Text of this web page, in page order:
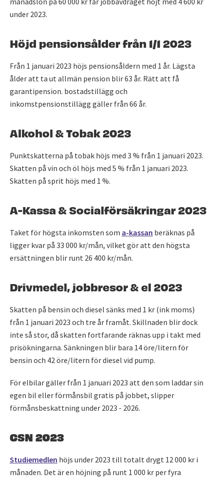
under 2023.
Höjd pensionsålder från 1/1 2023
Från 1 januari 2023 höjs pensionsåldern med 1 år. Lägsta
ålder att ta ut allmän pension blir 63 år. Rätt att få
garantipension. bostadstillägg och
inkomstpensionstillägg gäller från 66 år.
Alkohol & Tobak 2023
Punktskatterna på tobak höjs med 3 % från 1 januari 2023.
Skatten på vin och öl höjs med 5 % från 1 januari 2023.
Skatten på sprit höjs med 1 %.
A-Kassa & Socialförsäkringar 2023
Taket för högsta inkomsten som a-kassan beräknas på
ligger kvar på 33 000 kr/mån, vilket gör att den högsta
ersättningen blir runt 26 400 kr/mån.
Drivmedel, jobbresor & el 2023
Skatten på bensin och diesel sänks med 1 kr (ink moms)
från 1 januari 2023 och tre år framåt. Skillnaden blir dock
inte så stor, då skatten fortfarande räknas upp i takt med
prisökningarna. Sänkningen blir bara 14 öre/litern för
bensin och 42 öre/litern för diesel vid pump.
För elbilar gäller från 1 januari 2023 att den som laddar sin
egen bil eller förmånsbil gratis på jobbet, slipper
förmånsbeskattning under 2023 - 2026.
CSN 2023
Studiemedlen höjs under 2023 till totalt drygt 12 000 kr i
månaden. Det är en höjning på runt 1 000 kr per fyra